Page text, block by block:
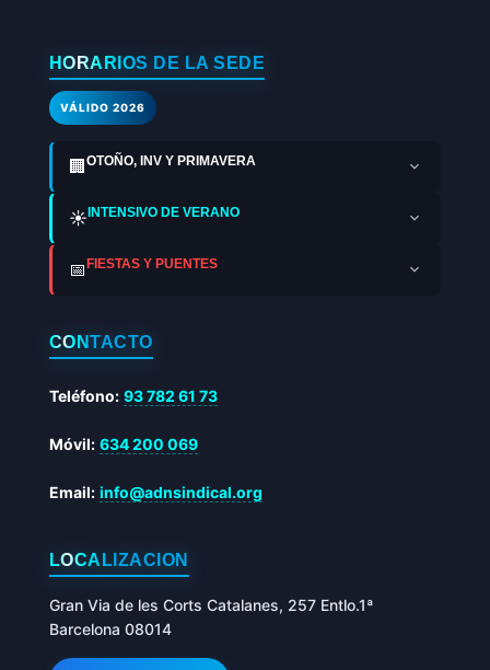
HORARIOS DE LA SEDE
VÁLIDO 2026
🏢OTOÑO, INV Y PRIMAVERA
☀️ INTENSIVO DE VERANO
📅 FIESTAS Y PUENTES
CONTACTO
Teléfono: 93 782 61 73
Móvil: 634 200 069
Email: info@adnsindical.org
LOCALIZACIÓN
Gran Via de les Corts Catalanes, 257 Entlo.1ª
Barcelona 08014